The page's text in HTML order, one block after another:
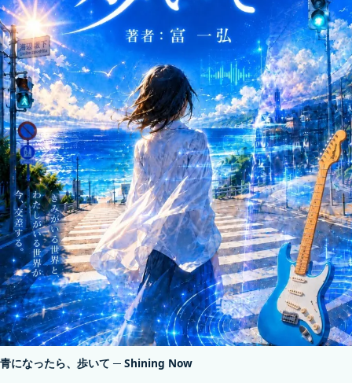
青になったら、歩いて ─ Shining Now